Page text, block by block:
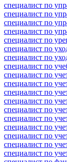
специалист по
специалист по
специалист по
специалист по
специалист по
специалист по
специалист по
специалист по
специалист по
специалист по
специалист по
специалист по
специалист по
специалист по
специалист по
специалист по
специалист по
специалист по